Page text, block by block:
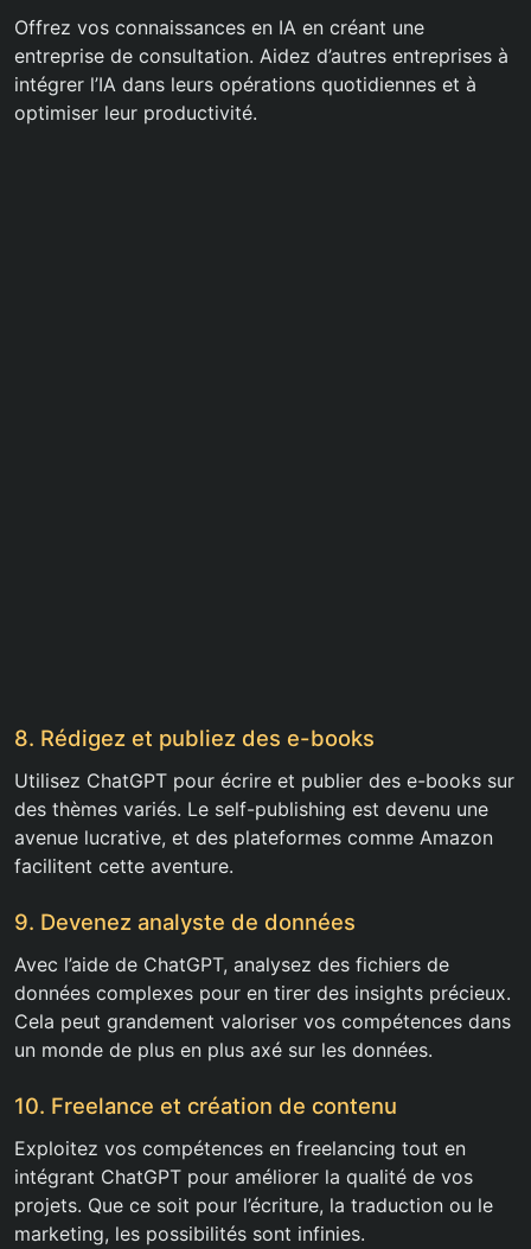
Offrez vos connaissances en IA en créant une
entreprise de consultation. Aidez d’autres entreprises à
intégrer l’IA dans leurs opérations quotidiennes et à
optimiser leur productivité.
8. Rédigez et publiez des e-books
Utilisez ChatGPT pour écrire et publier des e-books sur
des thèmes variés. Le self-publishing est devenu une
avenue lucrative, et des plateformes comme Amazon
facilitent cette aventure.
9. Devenez analyste de données
Avec l’aide de ChatGPT, analysez des fichiers de
données complexes pour en tirer des insights précieux.
Cela peut grandement valoriser vos compétences dans
un monde de plus en plus axé sur les données.
10. Freelance et création de contenu
Exploitez vos compétences en freelancing tout en
intégrant ChatGPT pour améliorer la qualité de vos
projets. Que ce soit pour l’écriture, la traduction ou le
marketing, les possibilités sont infinies.